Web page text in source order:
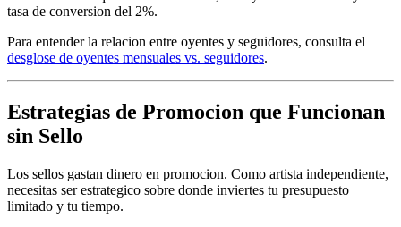
tasa de conversion del 2%.
Para entender la relacion entre oyentes y seguidores, consulta el
desglose de oyentes mensuales vs. seguidores.
Estrategias de Promocion que Funcionan
sin Sello
Los sellos gastan dinero en promocion. Como artista independiente,
necesitas ser estrategico sobre donde inviertes tu presupuesto
limitado y tu tiempo.